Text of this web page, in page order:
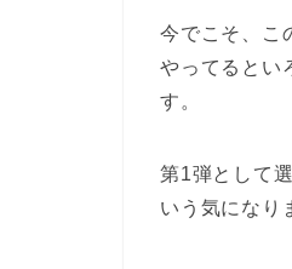
今でこそ、こ
やってるとい
す。
第1弾として
いう気になり